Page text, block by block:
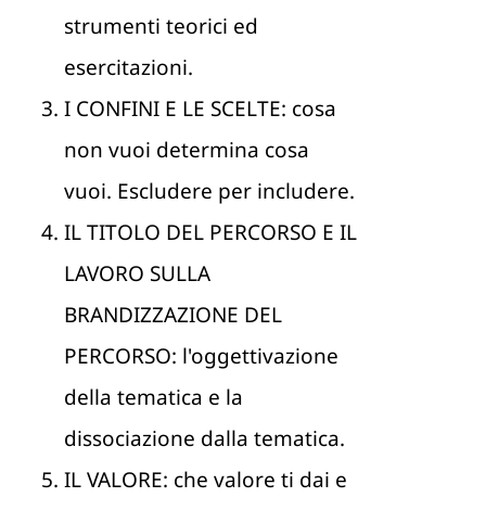
strumenti teorici ed
esercitazioni.
I CONFINI E LE SCELTE: cosa
non vuoi determina cosa
vuoi. Escludere per includere.
IL TITOLO DEL PERCORSO E IL
LAVORO SULLA
BRANDIZZAZIONE DEL
PERCORSO: l'oggettivazione
della tematica e la
dissociazione dalla tematica.
IL VALORE: che valore ti dai e